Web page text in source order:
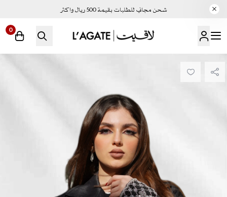
شحن مجاني للطلبات بقيمة 500 ريال واكثر
لاقيت | LAGATE
0